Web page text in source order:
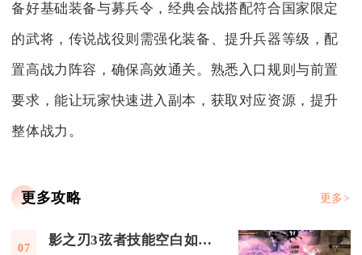
备好基础装备与募兵令，经典会战搭配符合国家限定
的武将，传说战役则需强化装备、提升兵器等级，配
置高战力阵容，确保高效通关。熟悉入口规则与前置
要求，能让玩家快速进入副本，获取对应资源，提升
整体战力。
更多攻略 更多>
07 影之刃3弦者技能空白如何影响战斗